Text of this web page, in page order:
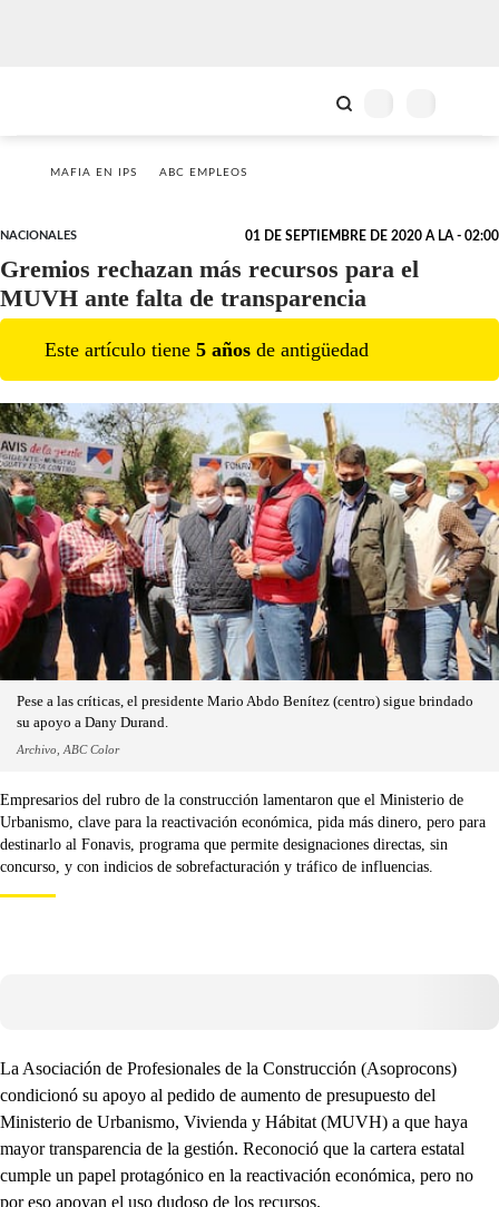
MAFIA EN IPS ABC EMPLEOS
NACIONALES 01 DE SEPTIEMBRE DE 2020 A LA - 02:00
Gremios rechazan más recursos para el
MUVH ante falta de transparencia
Este artículo tiene 5 años de antigüedad
Pese a las críticas, el presidente Mario Abdo Benítez (centro) sigue brindado
su apoyo a Dany Durand.
Archivo, ABC Color
Empresarios del rubro de la construcción lamentaron que el Ministerio de
Urbanismo, clave para la reactivación económica, pida más dinero, pero para
destinarlo al Fonavis, programa que permite designaciones directas, sin
concurso, y con indicios de sobrefacturación y tráfico de influencias.
La Asociación de Profesionales de la Construcción (Asoprocons)
condicionó su apoyo al pedido de aumento de presupuesto del
Ministerio de Urbanismo, Vivienda y Hábitat (MUVH) a que haya
mayor transparencia de la gestión. Reconoció que la cartera estatal
cumple un papel protagónico en la reactivación económica, pero no
por eso apoyan el uso dudoso de los recursos.